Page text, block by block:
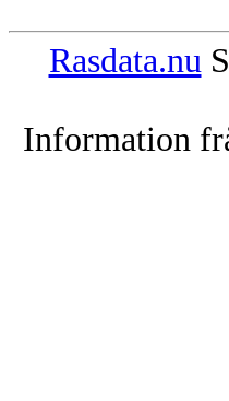
Rasdata.nu
Information